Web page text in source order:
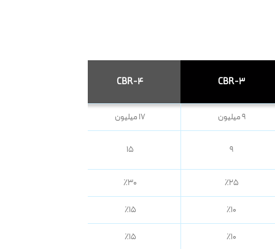
CBR-3
CBR-4
۹ میلیون ۱۷ میلیون
۹ ۱۵
٪۲۵ ٪۳۰
٪۱۰ ٪۱۵
٪۱۰ ٪۱۵